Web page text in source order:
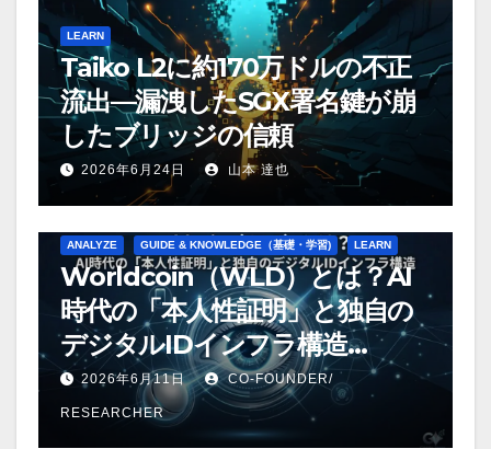
LEARN
Taiko L2に約170万ドルの不正
流出—漏洩したSGX署名鍵が崩
したブリッジの信頼
2026年6月24日 山本 達也
ANALYZE GUIDE & KNOWLEDGE（基礎・学習) LEARN
Worldcoin（WLD）とは？AI
時代の「本人性証明」と独自の
デジタルIDインフラ構造
【2026年版】
2026年6月11日 CO-FOUNDER/
RESEARCHER